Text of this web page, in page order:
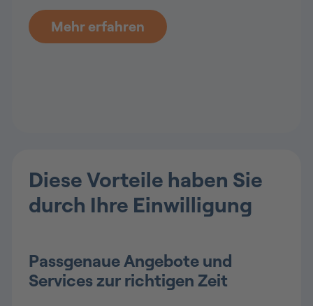
Mehr erfahren
Diese Vorteile haben Sie
durch Ihre Einwilligung
Passgenaue Angebote und
Services zur richtigen Zeit